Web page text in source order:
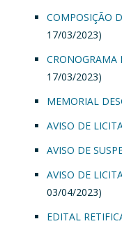
COMPOSIÇÃO
17/03/2023)
CRONOGRAMA
17/03/2023)
MEMORIAL
AVISO DE
AVISO DE
AVISO DE
03/04/2023)
EDITAL